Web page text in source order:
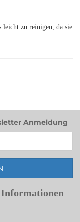
leicht zu reinigen, da sie
Anmeldung